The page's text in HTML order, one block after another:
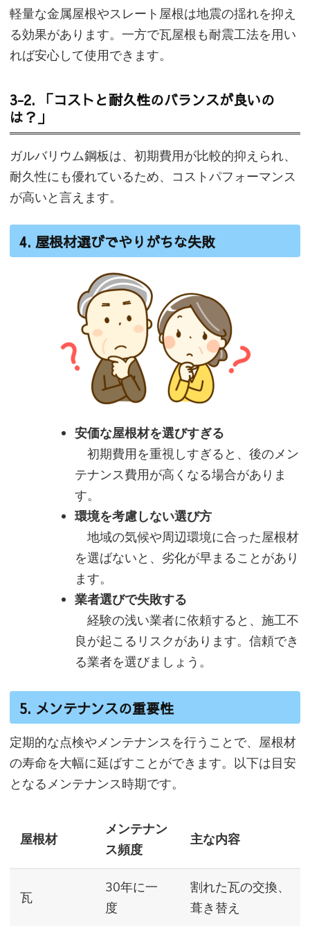
軽量な金属屋根やスレート屋根は地震の揺れを抑え
る効果があります。一方で瓦屋根も耐震工法を用い
れば安心して使用できます。
3-2. 「コストと耐久性のバランスが良いの
は？」
ガルバリウム鋼板は、初期費用が比較的抑えられ、
耐久性にも優れているため、コストパフォーマンス
が高いと言えます。
4. 屋根材選びでやりがちな失敗
安価な屋根材を選びすぎる
初期費用を重視しすぎると、後のメン
テナンス費用が高くなる場合がありま
す。
環境を考慮しない選び方
地域の気候や周辺環境に合った屋根材
を選ばないと、劣化が早まることがあり
ます。
業者選びで失敗する
経験の浅い業者に依頼すると、施工不
良が起こるリスクがあります。信頼でき
る業者を選びましょう。
5. メンテナンスの重要性
定期的な点検やメンテナンスを行うことで、屋根材
の寿命を大幅に延ばすことができます。以下は目安
となるメンテナンス時期です。
屋根材
メンテナン
ス頻度
主な内容
瓦
30年に一
度
割れた瓦の交換、
葺き替え